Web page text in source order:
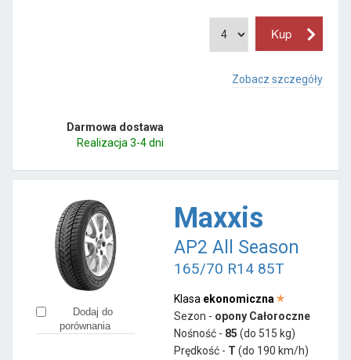
Zobacz szczegóły
Darmowa dostawa
Realizacja 3-4 dni
Dodaj do
porównania
Maxxis
AP2 All Season
165/70 R14 85T
Klasa ekonomiczna
Sezon - opony Całoroczne
Nośność - 85 (do 515 kg)
Prędkość - T (do 190 km/h)